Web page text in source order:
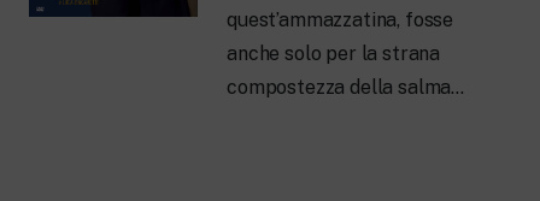
quest’ammazzatina, fosse
anche solo per la strana
compostezza della salma…